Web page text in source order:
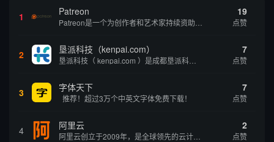
1 Patreon 19
点赞
2 垦派科技（kenpai.com） 7
点赞
3 字体天下
推荐！超过3万个中英文字体免费下载！
7
点赞
4 阿里云 2
点赞